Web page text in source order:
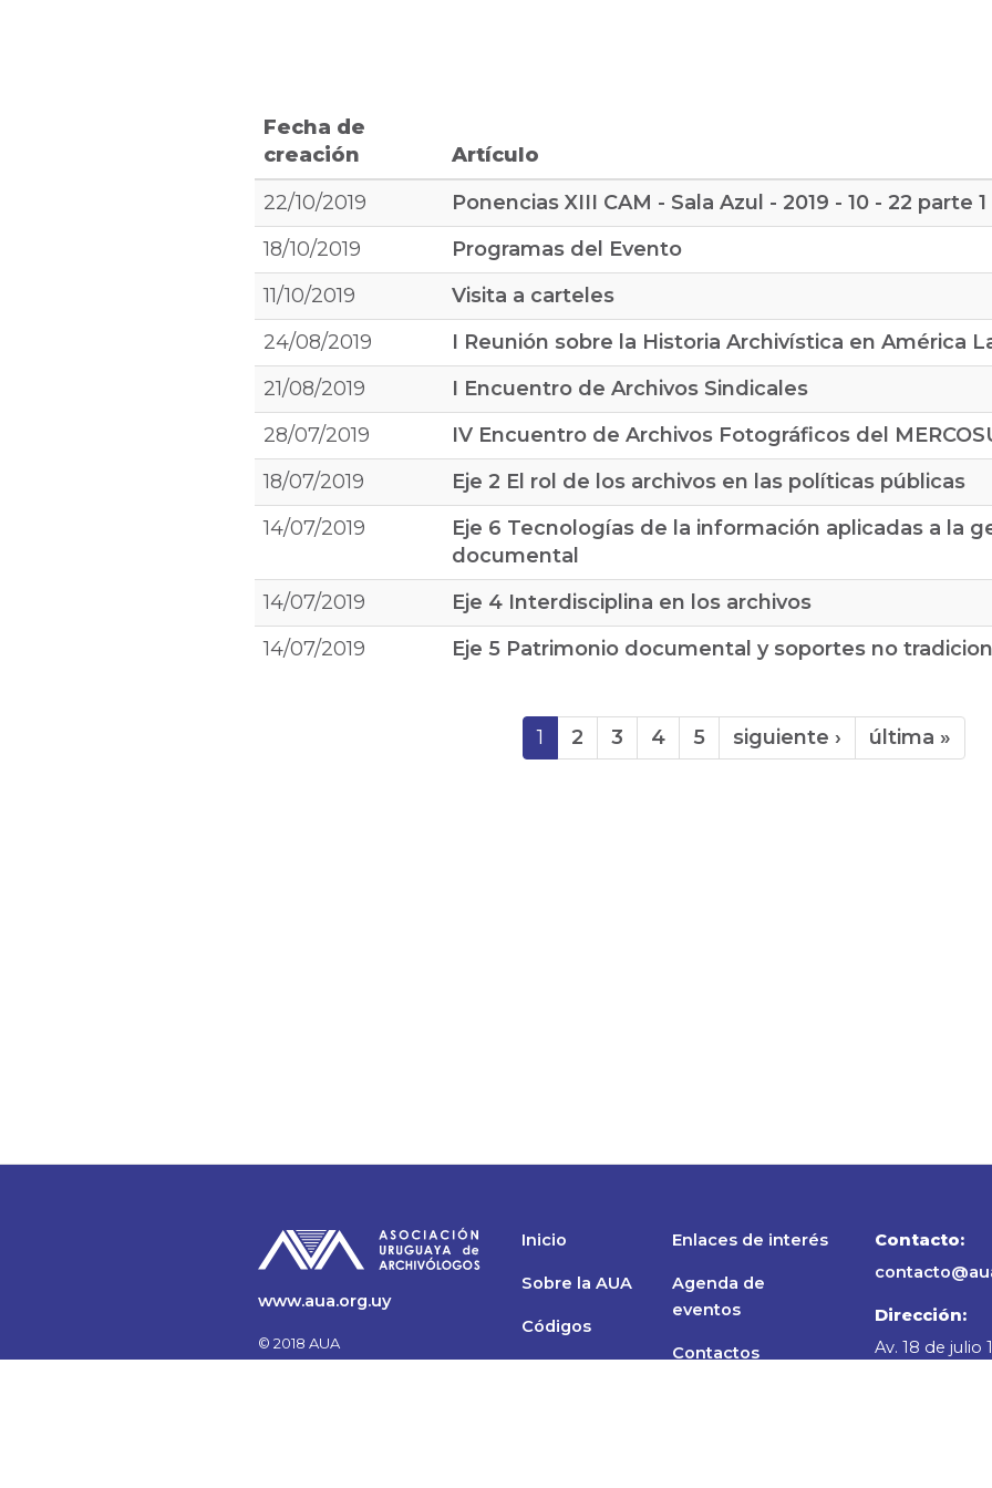
Fecha de
creación
Artículo
22/10/2019
Ponencias XIII CAM - Sala Azul - 2019 - 10 - 22 parte 1
18/10/2019
Programas del Evento
11/10/2019
Visita a carteles
24/08/2019
I Reunión sobre la Historia Archivística en América
21/08/2019
I Encuentro de Archivos Sindicales
28/07/2019
IV Encuentro de Archivos Fotográficos del
18/07/2019
Eje 2 El rol de los archivos en las políticas públicas
14/07/2019
Eje 6 Tecnologías de la información aplicadas a la
documental
14/07/2019
Eje 4 Interdisciplina en los archivos
14/07/2019
Eje 5 Patrimonio documental y soportes no
1 2 3 4 5 siguiente › última »
www.aua.org.uy
© 2018 AUA
Inicio
Sobre la AUA
Códigos
Enlaces de interés
Agenda de
eventos
Contactos
Contacto:
Dirección:
Av. 18 de julio